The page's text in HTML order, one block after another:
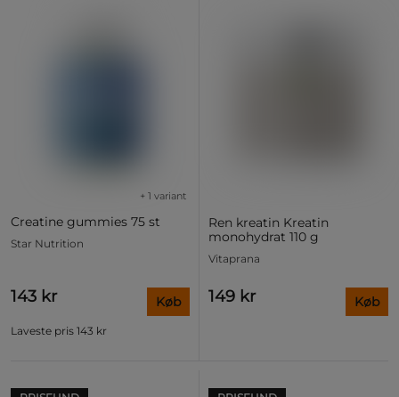
Creatine gummies 75 st
+ 1 variant
Star Nutrition
143 kr
Laveste pris 143 kr
Køb
Ren kreatin Kreatin
monohydrat 110 g
Vitaprana
149 kr Køb